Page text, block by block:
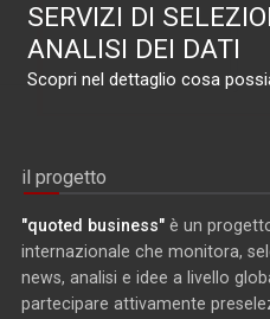
SERVIZI DI
ANALISI DEI DATI
Scopri nel dettaglio cosa
il progetto
"quoted business" è un
internazionale che monitora,
news, analisi e idee a livello
partecipare attivamente